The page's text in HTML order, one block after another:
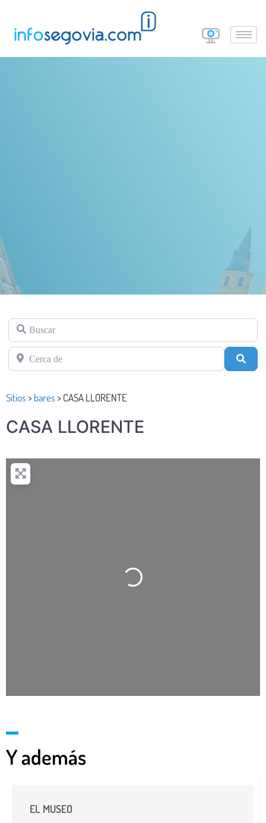
Buscar
Cerca de
Sitios >bares >CASA LLORENTE
CASA LLORENTE
Y además
EL MUSEO